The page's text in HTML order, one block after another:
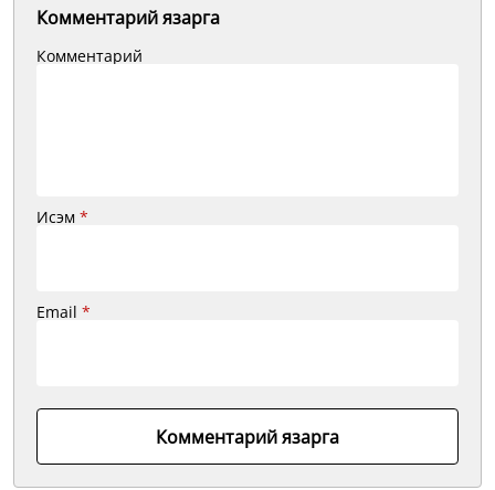
Комментарий язарга
Комментарий
Исэм *
Email *
Комментарий язарга